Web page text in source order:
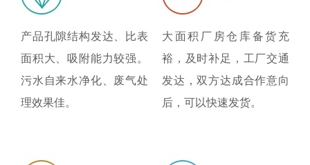
产品孔隙结构发达、比表
面积大、吸附能力较强。
污水自来水净化、废气处
理效果佳。
大面积厂房仓库备货充
裕，及时补足，工厂交通
发达，双方达成合作意向
后，可以快速发货。